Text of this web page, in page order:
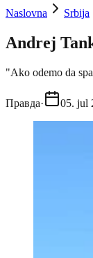
Naslovna
Srbija
Andrej
"Ako odemo da
Правда· 05. jul